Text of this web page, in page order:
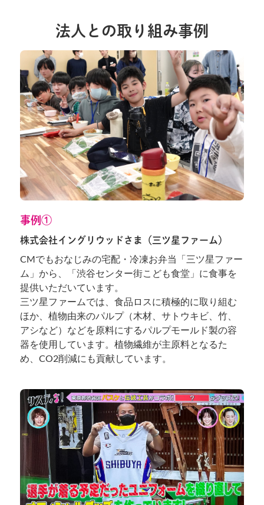
法人との取り組み事例
事例①
株式会社イングリウッドさま（三ツ星ファーム）
CMでもおなじみの宅配・冷凍お弁当「三ツ星ファー
ム」から、「渋谷センター街こども食堂」に食事を
提供いただいています。
三ツ星ファームでは、食品ロスに積極的に取り組む
ほか、植物由来のパルプ（木材、サトウキビ、竹、
アシなど）などを原料にするパルプモールド製の容
器を使用しています。植物繊維が主原料となるた
め、CO2削減にも貢献しています。